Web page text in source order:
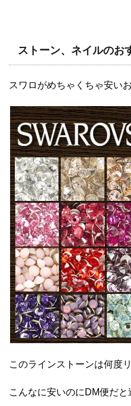
ストーン、ネイルのお
スワロがめちゃくちゃ安いお
このラインストーンは何度
こんなに安いのにDM便だと